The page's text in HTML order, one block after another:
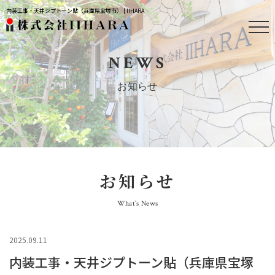
内装工事・天井ジプトーン貼（兵庫県宝塚市） | IIHARA
NEWS
お知らせ
お知らせ
What’s News
2025.09.11
内装工事・天井ジプトーン貼（兵庫県宝塚